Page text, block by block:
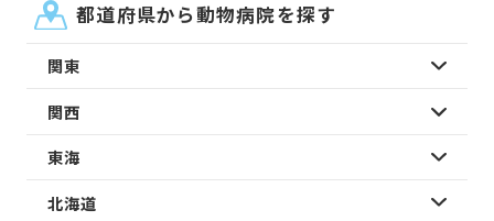
都道府県から動物病院を探す
関東
関西
東海
北海道